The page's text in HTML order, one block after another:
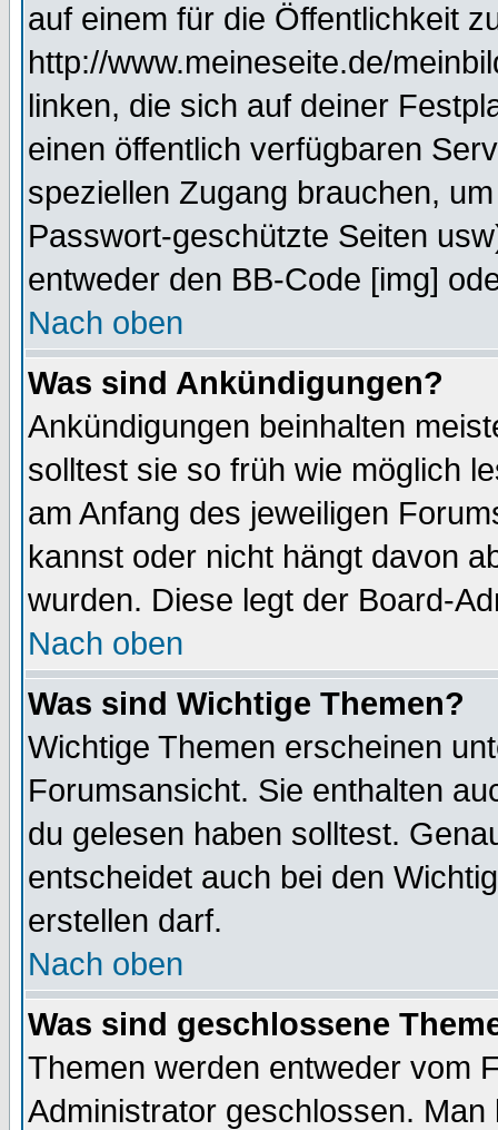
auf einem für die Öffentlichkeit
http://www.meineseite.de/
linken, die sich auf deiner
einen öffentlich verfügbaren
speziellen Zugang brauchen,
Passwort-geschützte Seiten
entweder den BB-Code [img]
Nach oben
Was sind Ankündigungen?
Ankündigungen beinhalten
solltest sie so früh wie möglich
am Anfang des jeweiligen
kannst oder nicht hängt davon
wurden. Diese legt der Board-
Nach oben
Was sind Wichtige Themen?
Wichtige Themen erscheinen
Forumsansicht. Sie enthalten
du gelesen haben solltest.
entscheidet auch bei den
erstellen darf.
Nach oben
Was sind geschlossene
Themen werden entweder vom
Administrator geschlossen.